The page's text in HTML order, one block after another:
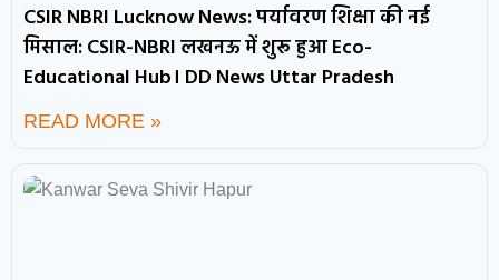
CSIR NBRI Lucknow News: पर्यावरण शिक्षा की नई
मिसाल: CSIR-NBRI लखनऊ में शुरू हुआ Eco-
Educational Hub। DD News Uttar Pradesh
READ MORE »